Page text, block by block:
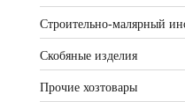
Строительно-малярный
Скобяные изделия
Прочие хозтовары